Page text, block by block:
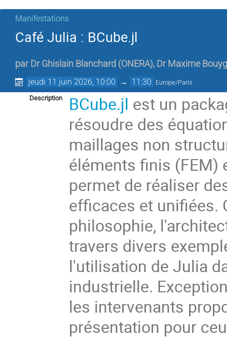
Manifestations
Café Julia : BCube.jl
par Dr Ghislain Blanchard (ONERA), Dr Maxime
jeudi 11 juin 2026, 10:00 → 11:30 Europe/Paris
Description BCube.jl est un
résoudre des
maillages non
éléments finis (FEM)
permet de réaliser
efficaces et unifiées.
philosophie,
travers divers
l'utilisation de Julia
industrielle.
les intervenants
présentation pour